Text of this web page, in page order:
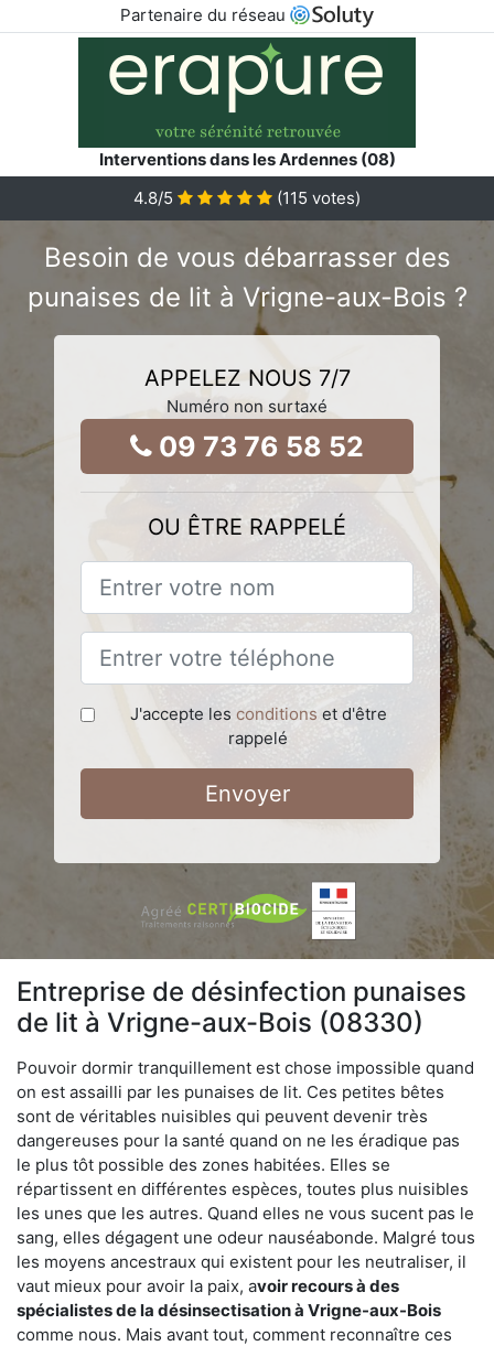
Partenaire du réseau
Interventions dans les Ardennes (08)
4.8/5 (115 votes)
Besoin de vous débarrasser des
punaises de lit à Vrigne-aux-Bois ?
APPELEZ NOUS 7/7
Numéro non surtaxé
09 73 76 58 52
OU ÊTRE RAPPELÉ
J'accepte les conditions et d'être
rappelé
Envoyer
Entreprise de désinfection punaises
de lit à Vrigne-aux-Bois (08330)
Pouvoir dormir tranquillement est chose impossible quand
on est assailli par les punaises de lit. Ces petites bêtes
sont de véritables nuisibles qui peuvent devenir très
dangereuses pour la santé quand on ne les éradique pas
le plus tôt possible des zones habitées. Elles se
répartissent en différentes espèces, toutes plus nuisibles
les unes que les autres. Quand elles ne vous sucent pas le
sang, elles dégagent une odeur nauséabonde. Malgré tous
les moyens ancestraux qui existent pour les neutraliser, il
vaut mieux pour avoir la paix, avoir recours à des
spécialistes de la désinsectisation à Vrigne-aux-Bois
comme nous. Mais avant tout, comment reconnaître ces